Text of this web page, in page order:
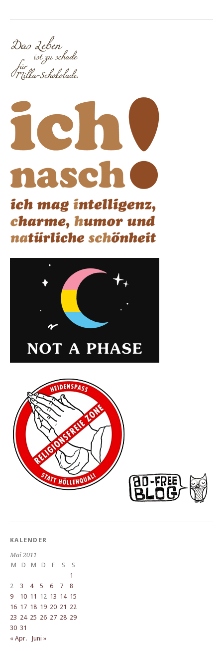
KALENDER
Mai 2011
M
D M D F S
S
1
2
3 4 5 6 7
8
9
10 11 12 13 14 15
16 17 18 19 20 21 22
23 24 25 26 27 28 29
30 31
« Apr.
Juni »